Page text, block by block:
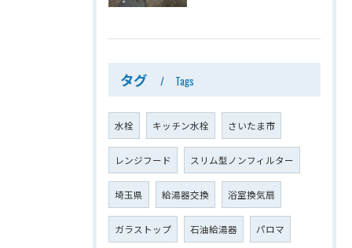
タグ Tags
水栓 キッチン水栓 さいたま市
レンジフード スリム型ノンフィルター
埼玉県 給湯器交換 浴室換気扇
ガラストップ 石油給湯器 パロマ